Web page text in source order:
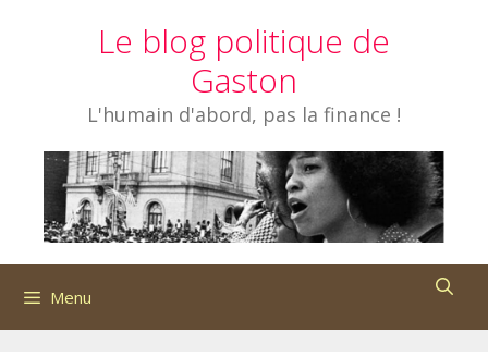
Le blog politique de
Gaston
L'humain d'abord, pas la finance !
Menu